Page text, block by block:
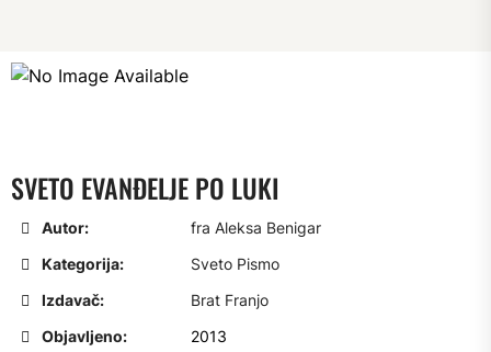
SVETO EVANĐELJE PO LUKI
Autor:
fra Aleksa Benigar
Kategorija:
Sveto Pismo
Izdavač:
Brat Franjo
Objavljeno:
2013